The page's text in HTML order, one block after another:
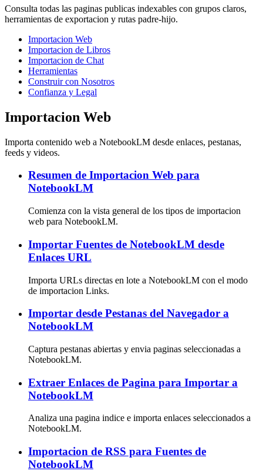
Consulta todas las paginas publicas indexables con grupos claros,
herramientas de exportacion y rutas padre-hijo.
Importacion Web
Importacion de Libros
Importacion de Chat
Herramientas
Construir con Nosotros
Confianza y Legal
Importacion Web
Importa contenido web a NotebookLM desde enlaces, pestanas,
feeds y videos.
Resumen de Importacion Web para
NotebookLM
Comienza con la vista general de los tipos de importacion
web para NotebookLM.
Importar Fuentes de NotebookLM desde
Enlaces URL
Importa URLs directas en lote a NotebookLM con el modo
de importacion Links.
Importar desde Pestanas del Navegador a
NotebookLM
Captura pestanas abiertas y envia paginas seleccionadas a
NotebookLM.
Extraer Enlaces de Pagina para Importar a
NotebookLM
Analiza una pagina indice e importa enlaces seleccionados a
NotebookLM.
Importacion de RSS para Fuentes de
NotebookLM